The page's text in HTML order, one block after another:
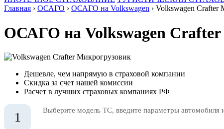
Главная › ОСАГО › ОСАГО на Volkswagen › Volkswagen Crafter
ОСАГО на Volkswagen Crafter
Дешевле, чем напрямую в страховой компании
Скидка за счет нашей комиссии
Расчет в лучших страховых компаниях РФ
1 Выберите модель ТС, введите параметры автомобиля